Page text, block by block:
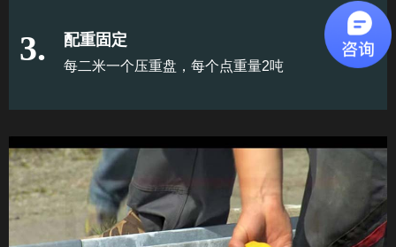
3. 配重固定
每二米一个压重盘，每个点重量2吨